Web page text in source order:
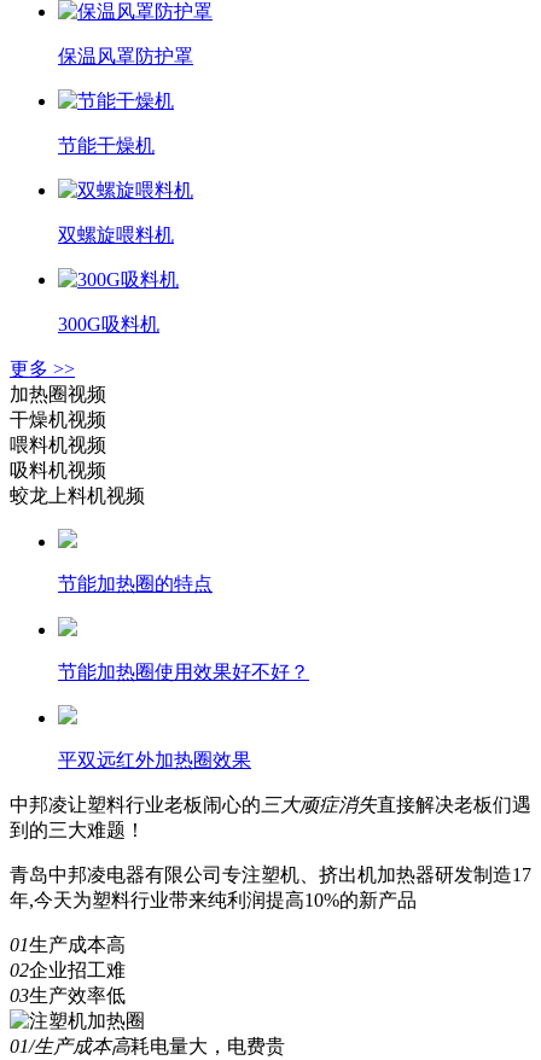
保温风罩防护罩
节能干燥机
双螺旋喂料机
300G吸料机
更多 >>
加热圈视频
干燥机视频
喂料机视频
吸料机视频
蛟龙上料机视频
节能加热圈的特点
节能加热圈使用效果好不好？
平双远红外加热圈效果
中邦凌让塑料行业老板闹心的 三大顽症消失直接解决老板们遇
到的三大难题！
青岛中邦凌电器有限公司专注塑机、挤出机加热器研发制造17
年,今天为塑料行业带来纯利润提高10%的新产品
01生产成本高
02企业招工难
03生产效率低
01/生产成本高耗电量大，电费贵